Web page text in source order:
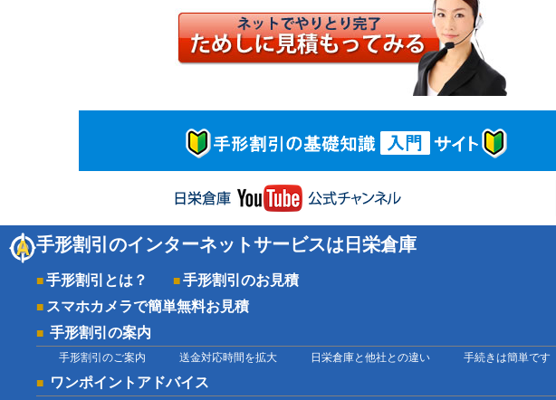
手形割引のインターネットサービスは日栄倉庫
手形割引とは？
手形割引のお見積
スマホカメラで簡単無料お見積
手形割引の案内
手形割引のご案内 送金対応時間を拡大 日栄倉庫と他社との違い 手続きは簡単です
ワンポイントアドバイス